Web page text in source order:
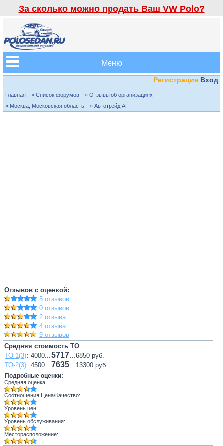
За сколько можно продать Ваш VW Polo?
Меню
Регистрация Вход
Главная » Список форумов
» Отзывы об организациях
» Москва, Московская область
» Автотрейд АГ
Отзывов с оценкой:
5 отзывов
0 отзывов
2 отзыва
4 отзыва
9 отзывов
Средняя стоимость ТО
ТО-1(3): 4000...5717...6850 руб.
ТО-2(3): 4500...7635...13300 руб.
Подробные оценки:
Средняя оценка:
Соотношения Цена/Качество:
Уровень цен:
Уровень обслуживания:
Месторасположение: